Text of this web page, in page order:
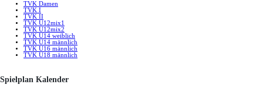
TVK Damen
TVK I
TVK II
TVK U12mix1
TVK U12mix2
TVK U14 weiblich
TVK U14 männlich
TVK U16 männlich
TVK U18 männlich
Spielplan Kalender